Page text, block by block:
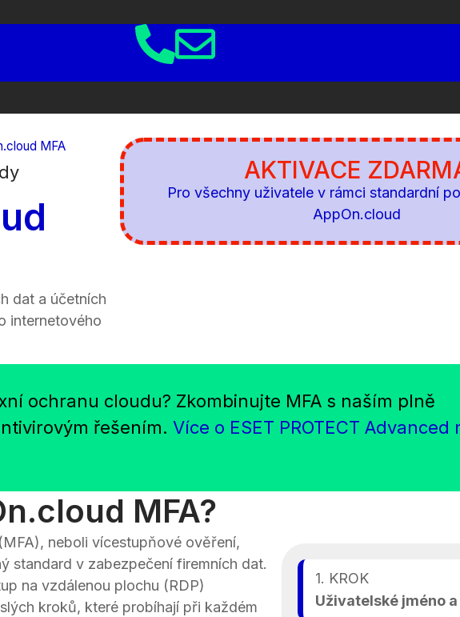
MFA
dat a účetních
internetového
AKTIVACE
Pro všechny uživatele v rámci standardní
AppOn.cloud
ochranu cloudu? Zkombinujte MFA s naším plně
řešením. Více o ESET PROTECT Advanced
MFA?
neboli vícestupňové ověření,
standard v zabezpečení firemních dat.
na vzdálenou plochu (RDP)
kroků, které probíhají při každém
1. KROK
Uživatelské jméno